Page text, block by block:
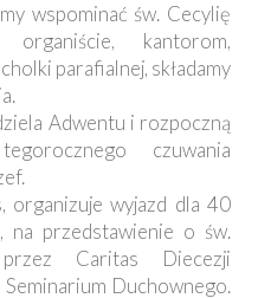
wspominać św. Cecylię
kantorom,
parafialnej, składamy
Adwentu i rozpoczną
czuwania
organizuje wyjazd dla 40
na przedstawienie o św.
przez Caritas Diecezji
Duchownego.